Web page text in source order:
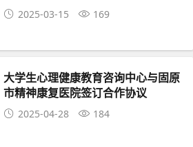
2025-03-15 169
大学生心理健康教育咨询中心与固原
市精神康复医院签订合作协议
2025-04-28 184